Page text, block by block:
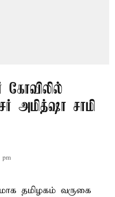
அமித்ஷா சாமி
pm
தமிழகம் வருகை